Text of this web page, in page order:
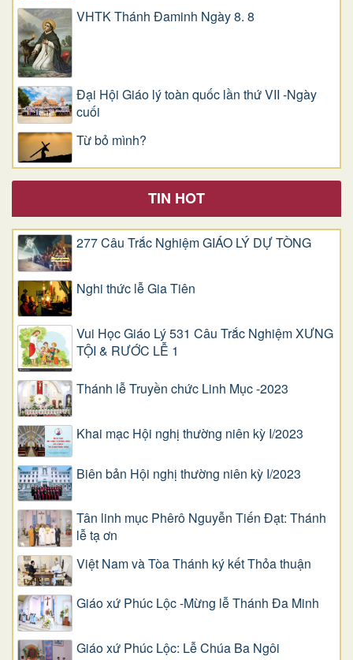
VHTK Thánh Đaminh Ngày 8. 8
Đại Hội Giáo lý toàn quốc lần thứ VII -Ngày
cuối
Từ bỏ mình?
TIN HOT
277 Câu Trắc Nghiệm GIÁO LÝ DỰ TÒNG
Nghi thức lễ Gia Tiên
Vui Học Giáo Lý 531 Câu Trắc Nghiệm XƯNG
TỘI & RƯỚC LỄ 1
Thánh lễ Truyền chức Linh Mục -2023
Khai mạc Hội nghị thường niên kỳ I/2023
Biên bản Hội nghị thường niên kỳ I/2023
Tân linh mục Phêrô Nguyễn Tiến Đạt: Thánh
lễ tạ ơn
Việt Nam và Tòa Thánh ký kết Thỏa thuận
Giáo xứ Phúc Lộc -Mừng lễ Thánh Đa Minh
Giáo xứ Phúc Lộc: Lễ Chúa Ba Ngôi